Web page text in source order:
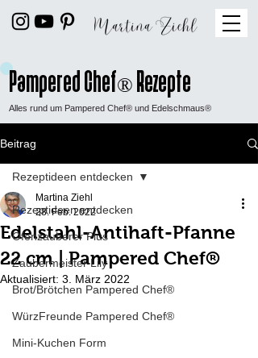
Alles rund um Pampered Chef® und Edelschmaus®
Pampered Chef® Rezepte
Beitrag
Rezeptideen entdecken
Ofenzauberer Plus
Zaubermeister Lily
Brot/Brötchen Pampered Chef®
WürzFreunde Pampered Chef®
Mini-Kuchen Form
Rezeptideen entdecken
Edelstahl-Antihaft-Pfanne
22 cm | Pampered Chef®
Martina Ziehl
28. Feb. 2022
Aktualisiert: 3. März 2022